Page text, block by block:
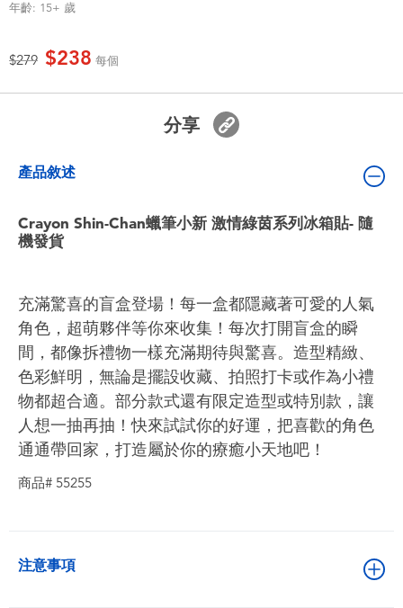
夏日
盲盒
角色收藏
生活雜貨
年齡: 15+ 歲
價格從
$279至$238 每個
分享
產品敘述
Crayon Shin-Chan蠟筆小新 激情綠茵系列冰箱貼- 隨
機發貨
充滿驚喜的盲盒登場！每一盒都隱藏著可愛的人氣
角色，超萌夥伴等你來收集！每次打開盲盒的瞬
間，都像拆禮物一樣充滿期待與驚喜。造型精緻、
色彩鮮明，無論是擺設收藏、拍照打卡或作為小禮
物都超合適。部分款式還有限定造型或特別款，讓
人想一抽再抽！快來試試你的好運，把喜歡的角色
通通帶回家，打造屬於你的療癒小天地吧！
商品# 55255
注意事項